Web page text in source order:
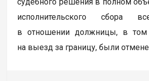
исполнительского сбора
в отношении должницы, в том
на выезд за границу, были